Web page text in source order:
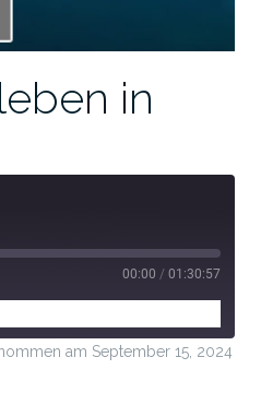
in
00:00 / 01:30:57
am September 15, 2024